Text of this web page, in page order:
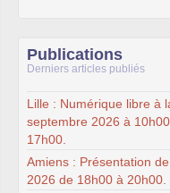
Publications
Derniers articles publiés
Lille : Numérique libre à
septembre 2026 à
17h00.
Amiens : Présentation
2026 de 18h00 à 20h00.